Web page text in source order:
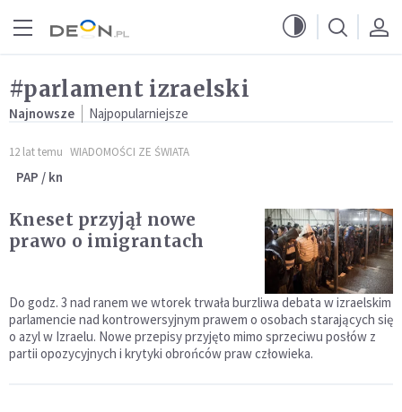
#parlament izraelski
Najnowsze Najpopularniejsze
12 lat temu WIADOMOŚCI ZE ŚWIATA
PAP / kn
Kneset przyjął nowe
prawo o imigrantach
Do godz. 3 nad ranem we wtorek trwała burzliwa debata w izraelskim
parlamencie nad kontrowersyjnym prawem o osobach starających się
o azyl w Izraelu. Nowe przepisy przyjęto mimo sprzeciwu posłów z
partii opozycyjnych i krytyki obrońców praw człowieka.